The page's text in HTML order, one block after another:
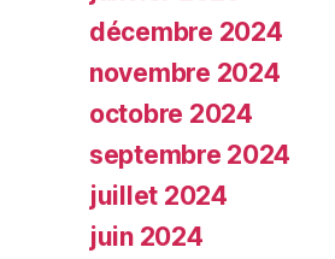
décembre 2024
novembre 2024
octobre 2024
septembre 2024
juillet 2024
juin 2024